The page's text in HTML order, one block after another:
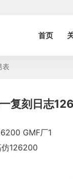
首页
表
复刻日志